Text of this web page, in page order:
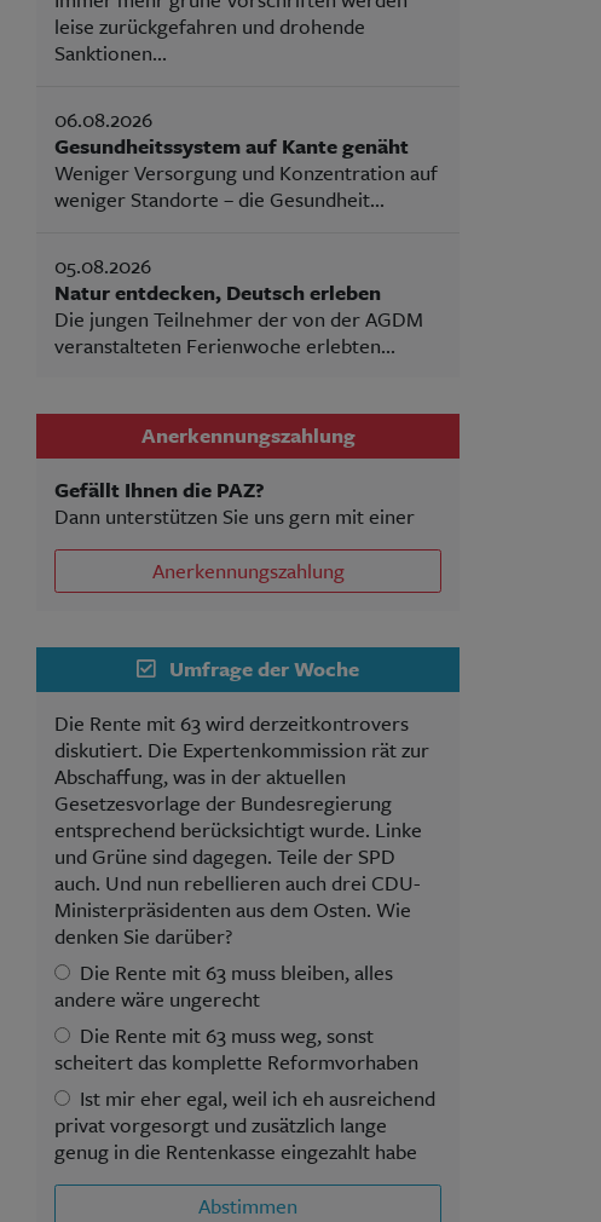
leise zurückgefahren und drohende
Sanktionen...
06.08.2026
Gesundheitssystem auf Kante genäht
Weniger Versorgung und Konzentration auf
weniger Standorte – die Gesundheit...
05.08.2026
Natur entdecken, Deutsch erleben
Die jungen Teilnehmer der von der AGDM
veranstalteten Ferienwoche erlebten...
Anerkennungszahlung
Gefällt Ihnen die PAZ?
Dann unterstützen Sie uns gern mit einer
Anerkennungszahlung
Umfrage der Woche
Die Rente mit 63 wird derzeitkontrovers
diskutiert. Die Expertenkommission rät zur
Abschaffung, was in der aktuellen
Gesetzesvorlage der Bundesregierung
entsprechend berücksichtigt wurde. Linke
und Grüne sind dagegen. Teile der SPD
auch. Und nun rebellieren auch drei CDU-
Ministerpräsidenten aus dem Osten. Wie
denken Sie darüber?
Die Rente mit 63 muss bleiben, alles
andere wäre ungerecht
Die Rente mit 63 muss weg, sonst
scheitert das komplette Reformvorhaben
Ist mir eher egal, weil ich eh ausreichend
privat vorgesorgt und zusätzlich lange
genug in die Rentenkasse eingezahlt habe
Abstimmen